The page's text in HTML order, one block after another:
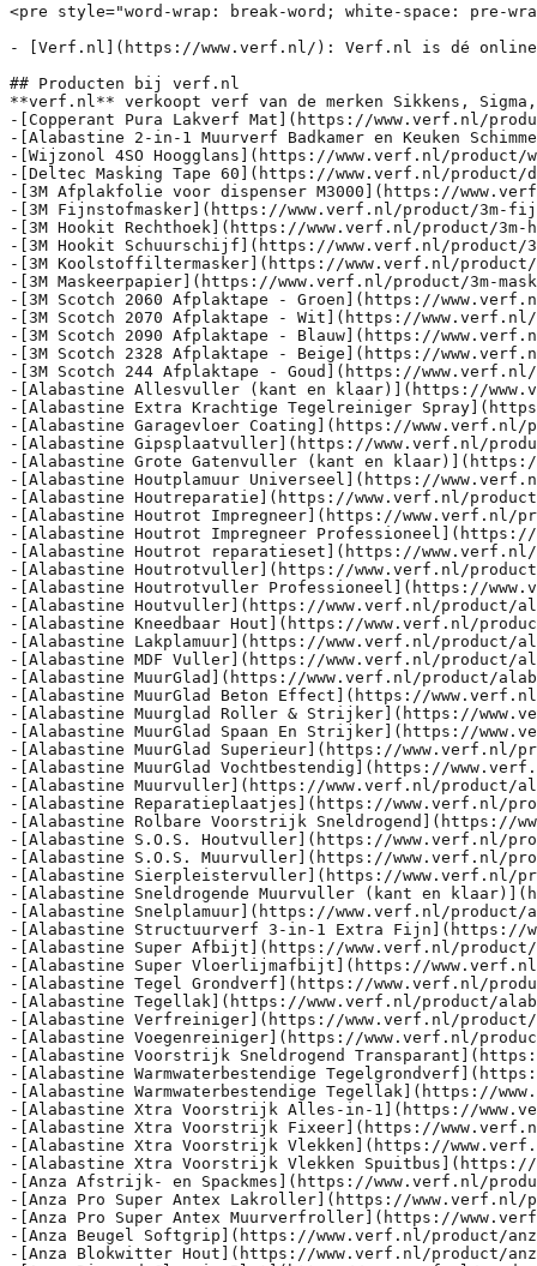
<pre style="word-wrap: break-word; white-space: pre-wrap;">## Verf.nl 

- [Verf.nl](https://www.verf.nl/): Verf.nl is dé online verfwinkel met een uitgebreid assortiment aan kwaliteitsverf, benodigdheden en kleuradvies. Je vindt er professionele merken, scherpe prijzen en deskundig advies voor elke schilderklus.

## Producten bij verf.nl
**verf.nl** verkoopt verf van de merken Sikkens, Sigma, Jotun, Trimetal, Wijzonol en Flexa
-[Copperant Pura Lakverf Mat](https://www.verf.nl/product/copperant-pura-lakverf-mat): Copperant Pura Lakverf Mat is een matte, watergedragen lak voor binnen en buiten. Geschikt voor houtwerk zoals kozijnen, deuren en meubels.
-[Alabastine 2-in-1 Muurverf Badkamer en Keuken Schimmelbestendig](https://www.verf.nl/product/alabastine-2-in-1-muurverf-badkamer-en-keuken-schimmelbestendig): Alabastine 2-in-1 Muurverf is een schimmelbestendige muurverf speciaal ontwikkeld voor vochtige ruimtes zoals badkamers en keukens.
-[Wijzonol 4SO Hoogglans](https://www.verf.nl/product/wijzonol-4so-hoogglans): Wijzonol 4SO Hoogglans is een duurzame, hoogglans lak op terpentinebasis voor buiten, geschikt voor houtwerk zoals kozijnen en deuren.
-[Deltec Masking Tape 60](https://www.verf.nl/product/deltec-masking-tape-60): Deltec Masking Tape 60 is een sterke, veelzijdige afplaktape die scherpe verflijnen garandeert en gemakkelijk verwijderbaar is zonder lijmresten.
-[3M Afplakfolie voor dispenser M3000](https://www.verf.nl/product/3m-afplakfolie-voor-dispenser-m3000): 3M Afplakfolie is een afdekfolie speciaal ontworpen voor de 3M M3000 dispenser, ideaal voor het snel en efficiënt afdekken van grote oppervlakken.
-[3M Fijnstofmasker](https://www.verf.nl/product/3m-fijnstofmasker): 3M Fijnstofmasker is een ademhalingsmasker dat bescherming biedt tegen stofdeeltjes bij schuren en verfklussen.
-[3M Hookit Rechthoek](https://www.verf.nl/product/3m-hookit-rechthoek): 3M Hookit Rechthoek is een schuurpapier met klittenbandsluiting voor gebruik met rechthoekige schuurmachines, ideaal voor precisiewerk.
-[3M Hookit Schuurschijf](https://www.verf.nl/product/3m-hookit-schuurschijf): 3M Hookit Schuurschijf is een schuurschijf voor het verwijderen van verf en lak, geschikt voor gebruik met excentrische schuurmachines.
-[3M Koolstoffiltermasker](https://www.verf.nl/product/3m-koolstoffiltermasker): 3M Koolstoffiltermasker biedt ademhalingsbescherming tegen schadelijke dampen, ideaal voor verf- en lakwerk in besloten ruimtes.
-[3M Maskeerpapier](https://www.verf.nl/product/3m-maskeerpapier): 3M Maskeerpapier is een hoogwaardig afdekmateriaal voor het beschermen van oppervlakken tijdens verfklussen, gemakkelijk te gebruiken met een dispenser.
-[3M Scotch 2060 Afplaktape - Groen](https://www.verf.nl/product/3m-scotch-2060-afplaktape-groen): 3M Scotch 2060 Afplaktape is een extra sterke tape voor buitengebruik, ideaal voor ruwere oppervlakken zoals baksteen en beton.
-[3M Scotch 2070 Afplaktape - Wit](https://www.verf.nl/product/3m-scotch-2070-afplaktape-wit): 3M Scotch 2070 is een witte afplaktape voor precisiewerk op kwetsbare oppervlakken, biedt scherpe lijnen zonder lijmresten achter te laten.
-[3M Scotch 2090 Afplaktape - Blauw](https://www.verf.nl/product/3m-scotch-2090-afplaktape-blauw): 3M Scotch 2090 is een blauwe afplaktape voor precisiewerk, biedt scherpe verfranden en is gemakkelijk te verwijderen zonder lijmresten.
-[3M Scotch 2328 Afplaktape - Beige](https://www.verf.nl/product/3m-scotch-2328-afplaktape-beige): 3M Scotch 2328 Afplaktape is een hoogwaardige afplaktape voor nauwkeurig schilderwerk, geschikt voor binnen- en buitentoepassingen.
-[3M Scotch 244 Afplaktape - Goud](https://www.verf.nl/product/3m-scotch-244-afplaktape-goud): 3M Scotch 244 Afplaktape is een UV-bestendige afplaktape, ideaal voor scherpe verflijnen bij binnen- en buitentoepassingen.
-[Alabastine Allesvuller (kant en klaar)](https://www.verf.nl/product/alabastine-allesvuller-kant-en-klaar): Alabastine Allesvuller is een kant-en-klare vuller voor binnen, geschikt voor het vullen van scheuren en gaten in muren, hout en steen.
-[Alabastine Extra Krachtige Tegelreiniger Spray](https://www.verf.nl/product/alabastine-extra-krachtige-tegelreiniger-spray): Alabastine Extra Krachtige Tegelreiniger is een krachtige spray voor het grondig reinigen van tegels en voegen.
-[Alabastine Garagevloer Coating](https://www.verf.nl/product/alabastine-garagevloer-coating): Alabastine Garagevloer Coating is een duurzame 2-componenten epoxy coating voor binnengebruik, speciaal ontwikkeld voor garagevloeren. Het biedt bescherming tegen warme banden, chemicaliën, vlekken en slijtage, en is eenvoudig te reinigen. De coating is niet geschikt voor zeer gesloten vloeren en anhydrietvloeren.
-[Alabastine Gipsplaatvuller](https://www.verf.nl/product/alabastine-gipsplaatvuller): Alabastine Gipsplaatvuller is een kant-en-klare vulpasta speciaal voor het vullen van naden en schroefgaten in gipsplaten, voor een strakke afwerking.
-[Alabastine Grote Gatenvuller (kant en klaar)](https://www.verf.nl/product/alabastine-grote-gatenvuller-kant-en-klaar): Alabastine Grote Gatenvuller is een kant-en-klaar vulmiddel, ideaal voor het snel vullen van grote gaten en scheuren in muren en plafonds.
-[Alabastine Houtplamuur Universeel](https://www.verf.nl/product/alabastine-houtplamuur-universeel): Alabastine Houtplamuur is een universele plamuur voor het herstellen van beschadigd hout, gemakkelijk aan te brengen en schuurbaar na droging.
-[Alabastine Houtreparatie](https://www.verf.nl/product/alabastine-houtreparatie): Alabastine Houtreparatie is een tweecomponenten vulmiddel voor het duurzaam repareren van beschadigd hout, zoals scheuren en afgebroken hoeken in kozijnen, deuren en meubels. Het krimpt niet, blijft flexibel en is na droging overschilderbaar.
-[Alabastine Houtrot Impregneer](https://www.verf.nl/product/alabastine-houtrot-impregneer): Alabastine Houtrot Impregneer is een diep doordringend middel dat beschadigd hout verstevigt en beschermt tegen verdere houtrot.
-[Alabastine Houtrot Impregneer Professioneel](https://www.verf.nl/product/alabastine-houtrot-impregneer-professioneel): Alabastine Houtrot Impregneer Professioneel is een primer voor het behandelen van aangetast hout. Geschikt voor binnen en buiten.
-[Alabastine Houtrot reparatieset](https://www.verf.nl/product/alabastine-houtrot-reparatieset): Alabastine Houtrot Reparatieset bevat alles wat nodig is voor het repareren van houtrot in kozijnen, deuren en andere houten oppervlakken.
-[Alabastine Houtrotvuller](https://www.verf.nl/product/alabastine-houtrotvuller): Alabastine Houtrotvuller is een tweecomponenten vulmiddel voor het duurzaam herstellen van houtrot in kozijnen en andere houten oppervlakken.
-[Alabastine Houtrotvuller Professioneel](https://www.verf.nl/product/alabastine-houtrotvuller-professioneel): Alabastine Houtrotvuller Professioneel is een tweecomponenten houtvuller voor het repareren van houtrot. Geschikt voor binnen en buiten.
-[Alabastine Houtvuller](https://www.verf.nl/product/alabastine-houtvuller): Alabastine Houtvuller is een gebruiksklare pasta voor het repareren van gaten en scheuren in hout, geschikt voor binnen en buiten.
-[Alabastine Kneedbaar Hout](https://www.verf.nl/product/alabastine-kneedbaar-hout): Alabastine Kneedbaar Hout is een reparatiemiddel voor het vullen van scheuren en gaten in hout, na droging eenvoudig te schuren en overschilderbaar.
-[Alabastine Lakplamuur](https://www.verf.nl/product/alabastine-lakplamuur): Alabastine Lakplamuur is een fijne plamuur voor het gladmaken van kleine oneffenheden in hout en metaal, geschikt voor een strakke lakafwerking.
-[Alabastine MDF Vuller](https://www.verf.nl/product/alabastine-mdf-vuller): Alabastine MDF Vuller is een snel drogende vulpasta speciaal